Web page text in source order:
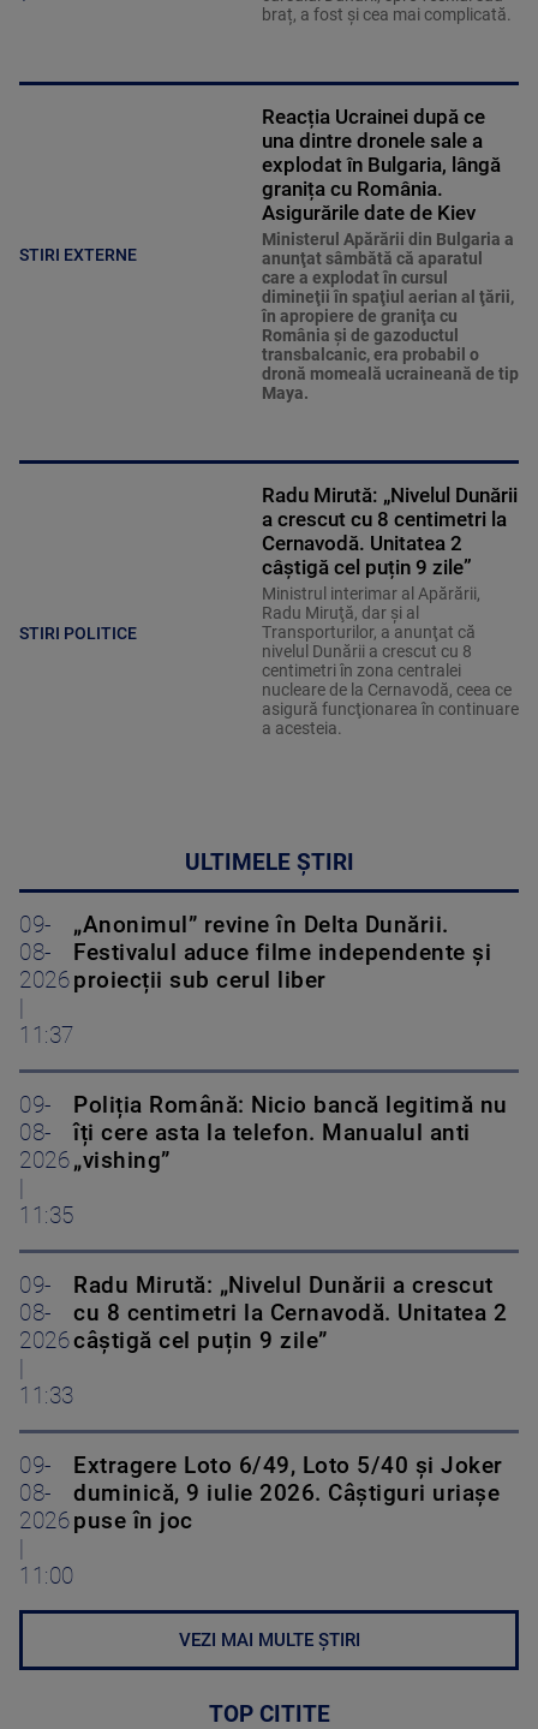
braț, a fost și cea mai complicată.
STIRI EXTERNE
Reacția Ucrainei după ce
una dintre dronele sale a
explodat în Bulgaria, lângă
granița cu România.
Asigurările date de Kiev
Ministerul Apărării din Bulgaria a
anunţat sâmbătă că aparatul
care a explodat în cursul
dimineţii în spaţiul aerian al ţării,
în apropiere de graniţa cu
România şi de gazoductul
transbalcanic, era probabil o
dronă momeală ucraineană de tip
Maya.
STIRI POLITICE
Radu Mirută: „Nivelul Dunării
a crescut cu 8 centimetri la
Cernavodă. Unitatea 2
câștigă cel puțin 9 zile”
Ministrul interimar al Apărării,
Radu Miruţă, dar şi al
Transporturilor, a anunţat că
nivelul Dunării a crescut cu 8
centimetri în zona centralei
nucleare de la Cernavodă, ceea ce
asigură funcţionarea în continuare
a acesteia.
ULTIMELE ȘTIRI
09-
08-
2026
|
11:37
„Anonimul” revine în Delta Dunării.
Festivalul aduce filme independente și
proiecții sub cerul liber
09-
08-
2026
|
11:35
Poliția Română: Nicio bancă legitimă nu
îți cere asta la telefon. Manualul anti
„vishing”
09-
08-
2026
|
11:33
Radu Mirută: „Nivelul Dunării a crescut
cu 8 centimetri la Cernavodă. Unitatea 2
câștigă cel puțin 9 zile”
09-
08-
2026
|
11:00
Extragere Loto 6/49, Loto 5/40 și Joker
duminică, 9 iulie 2026. Câștiguri uriașe
puse în joc
VEZI MAI MULTE ȘTIRI
TOP CITITE